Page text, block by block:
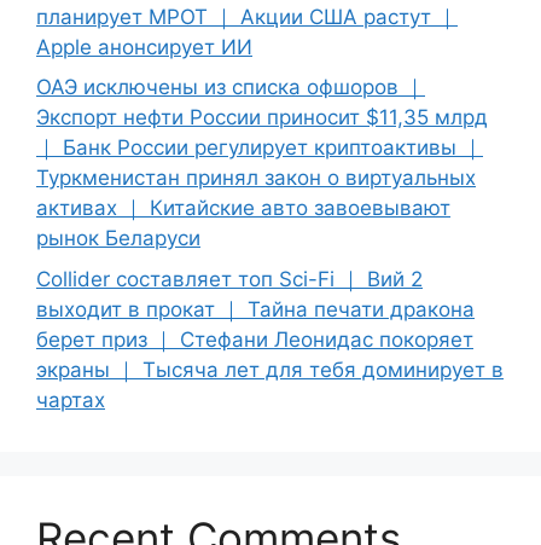
планирует МРОТ ｜ Акции США растут ｜
Apple анонсирует ИИ
ОАЭ исключены из списка офшоров ｜
Экспорт нефти России приносит $11,35 млрд
｜ Банк России регулирует криптоактивы ｜
Туркменистан принял закон о виртуальных
активах ｜ Китайские авто завоевывают
рынок Беларуси
Collider составляет топ Sci-Fi ｜ Вий 2
выходит в прокат ｜ Тайна печати дракона
берет приз ｜ Стефани Леонидас покоряет
экраны ｜ Тысяча лет для тебя доминирует в
чартах